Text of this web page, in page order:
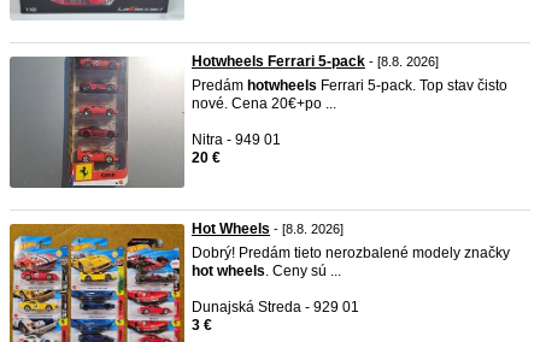
Hotwheels Ferrari 5-pack - [8.8. 2026]
Predám hotwheels Ferrari 5-pack. Top stav čisto
nové. Cena 20€+po ...
Nitra - 949 01
20 €
Hot Wheels - [8.8. 2026]
Dobrý! Predám tieto nerozbalené modely značky
hot wheels. Ceny sú ...
Dunajská Streda - 929 01
3 €